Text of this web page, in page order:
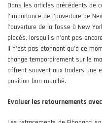
Dans les articles précédents de
l'importance de l'ouverture de
l'ouverture de la fosse à New
placés, lorsqu'ils n'ont pas
Il n'est pas étonnant qu'à ce
change temporairement sur le
offrent souvent aux traders une
position bon marché.
Evaluer les retournements